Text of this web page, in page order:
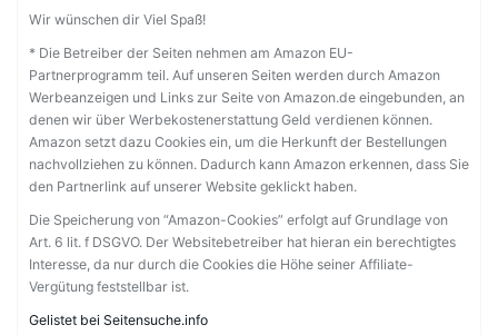
Wir wünschen dir Viel Spaß!
* Die Betreiber der Seiten nehmen am Amazon EU-
Partnerprogramm teil. Auf unseren Seiten werden durch Amazon
Werbeanzeigen und Links zur Seite von Amazon.de eingebunden, an
denen wir über Werbekostenerstattung Geld verdienen können.
Amazon setzt dazu Cookies ein, um die Herkunft der Bestellungen
nachvollziehen zu können. Dadurch kann Amazon erkennen, dass Sie
den Partnerlink auf unserer Website geklickt haben.
Die Speicherung von “Amazon-Cookies” erfolgt auf Grundlage von
Art. 6 lit. f DSGVO. Der Websitebetreiber hat hieran ein berechtigtes
Interesse, da nur durch die Cookies die Höhe seiner Affiliate-
Vergütung feststellbar ist.
Gelistet bei Seitensuche.info